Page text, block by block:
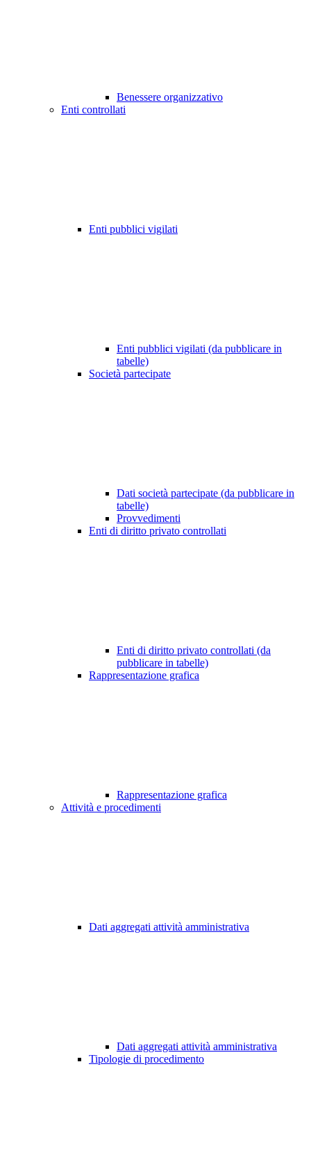
Benessere organizzativo
Enti controllati
Enti pubblici vigilati
Enti pubblici vigilati (da pubblicare in
tabelle)
Società partecipate
Dati società partecipate (da pubblicare in
tabelle)
Provvedimenti
Enti di diritto privato controllati
Enti di diritto privato controllati (da
pubblicare in tabelle)
Rappresentazione grafica
Rappresentazione grafica
Attività e procedimenti
Dati aggregati attività amministrativa
Dati aggregati attività amministrativa
Tipologie di procedimento